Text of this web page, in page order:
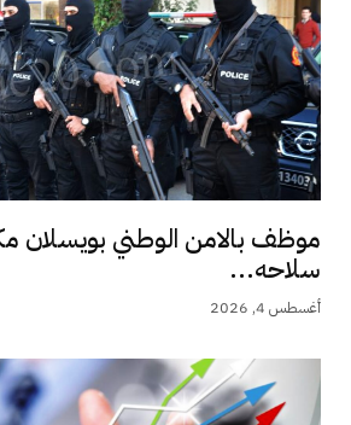
موظف بالامن الوطني
سلاحه...
أغسطس 4, 2026